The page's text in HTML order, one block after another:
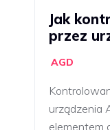
Jak
przez
AGD
urządzenia
elementem